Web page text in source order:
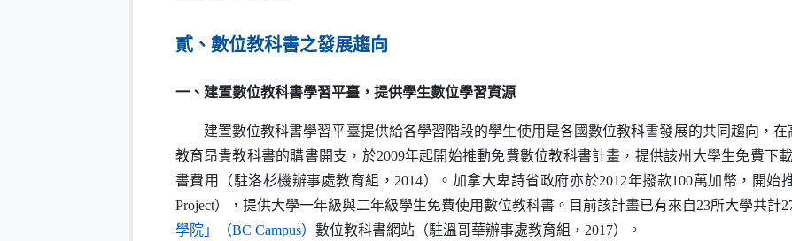
貳、數位教科書之發展趨向
一、建置數位教科書學習平臺，提供學生數位學習資源
建置數位教科書學習平臺提供給各學習階段的學生使用是各國數位教科書發展的共同趨向，在
教育昂貴教科書的購書開支，於2009年起開始推動免費數位教科書計畫，提供該州大學生免費下
書費用（駐洛杉機辦事處教育組，2014）。加拿大卑詩省政府亦於2012年撥款100萬加幣，開始
Project），提供大學一年級與二年級學生免費使用數位教科書。目前該計畫已有來自23所大學共計
學院」（BC Campus） （另開新視窗）
數位教科書網站（駐溫哥華辦事處教育組，2017）。